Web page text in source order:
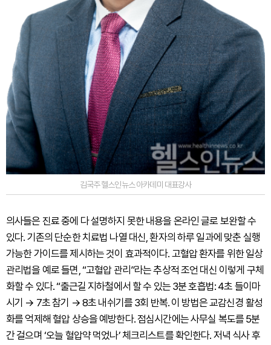
김국주 헬스인뉴스 아카데미 대표강사
의사들은 진료 중에 다 설명하지 못한 내용을 온라인 글로 보완할 수
있다. 기존의 단순한 치료법 나열 대신, 환자의 하루 일과에 맞춘 실행
가능한 가이드를 제시하는 것이 효과적이다. 고혈압 환자를 위한 일상
관리법을 예로 들면, “고혈압 관리”라는 추상적 조언 대신 이렇게 구체
화할 수 있다. “출근길 지하철에서 할 수 있는 3분 호흡법: 4초 들이마
시기 → 7초 참기 → 8초 내쉬기를 3회 반복. 이 방법은 교감신경 활성
화를 억제해 혈압 상승을 예방한다. 점심시간에는 사무실 복도를 5분
간 걸으며 ‘오늘 혈압약 먹었나’ 체크리스트를 확인한다. 저녁 식사 후